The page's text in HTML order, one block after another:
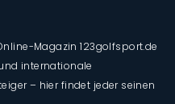
Magazin 123golfsport.de
internationale
– hier findet jeder seinen